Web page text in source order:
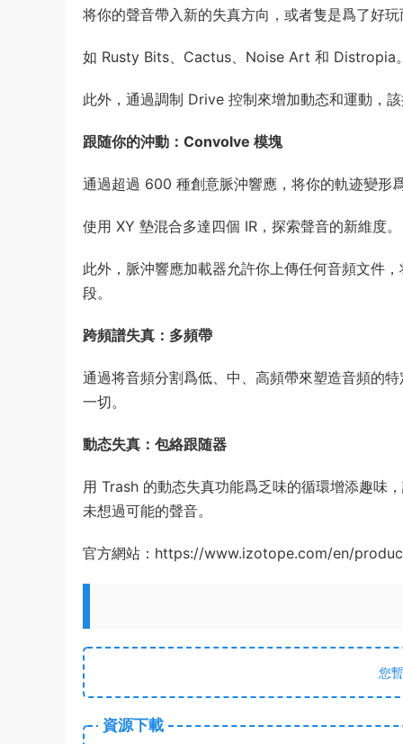
将你的聲音帶入新的失真方向，或者隻是爲了好
如 Rusty Bits、Cactus、Noise Art 和 Distropia
此外，通過調制 Drive 控制來增加動态和運動，
跟随你的沖動：Convolve 模塊
通過超過 600 種創意脈沖響應，将你的軌迹變形
使用 XY 墊混合多達四個 IR，探索聲音的新維度。
此外，脈沖響應加載器允許你上傳任何音頻文件
段。
跨頻譜失真：多頻帶
通過将音頻分割爲低、中、高頻帶來塑造音頻的
一切。
動态失真：包絡跟随器
用 Trash 的動态失真功能爲乏味的循環增添趣味
未想過可能的聲音。
官方網站：https://www.izotope.com/en/
您
資源下載